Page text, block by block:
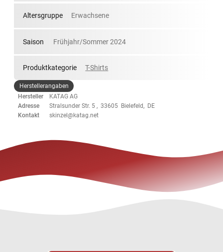
Altersgruppe Erwachsene
Saison Frühjahr/Sommer 2024
Produktkategorie T-Shirts
Herstellerangaben
Hersteller
KATAG AG
Adresse
Stralsunder Str. 5 , 33605 Bielefeld, DE
Kontakt
skinzel@katag.net